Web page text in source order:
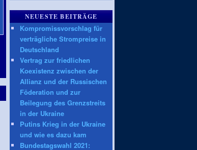
NEUESTE BEITRÄGE
Kompromissvorschlag für
verträgliche Strompreise in
Deutschland
Vertrag zur friedlichen
Koexistenz zwischen der
Allianz und der Russischen
Föderation und zur
Beilegung des Grenzstreits
in der Ukraine
Putins Krieg in der Ukraine
und wie es dazu kam
Bundestagswahl 2021: